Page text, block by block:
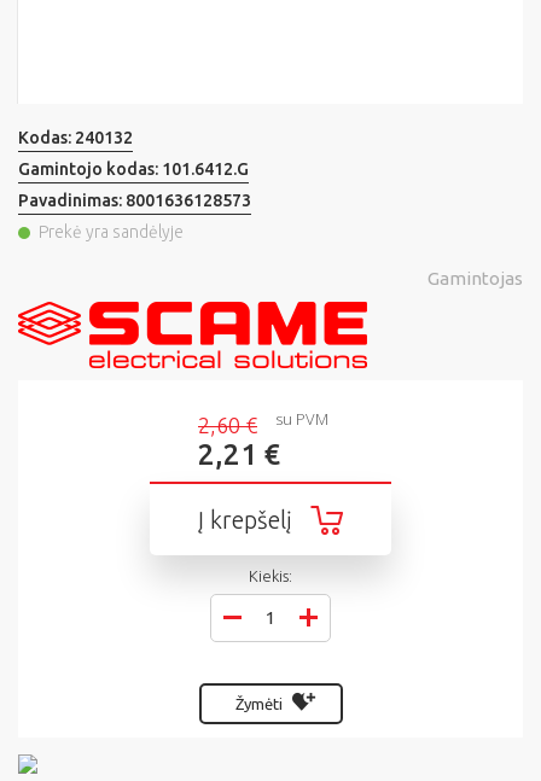
Kodas: 240132
Gamintojo kodas: 101.6412.G
Pavadinimas: 8001636128573
Prekė yra sandėlyje
Gamintojas
2,60 €
2,21 €
su PVM
Į krepšelį
Kiekis:
Žymėti